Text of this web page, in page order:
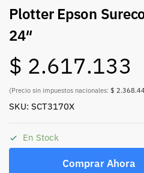
Plotter Epson
24″
$ 2.617.133
(Precio sin impuestos nacionales: $
SKU: SCT3170X
En Stock
Comprar Ahora